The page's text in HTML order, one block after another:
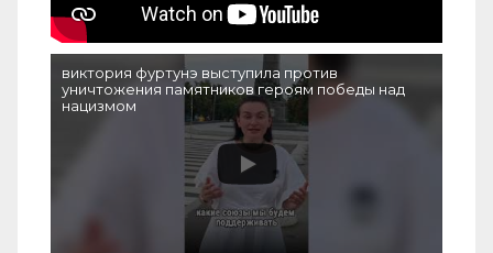
виктория фуртунэ выступила против
уничтожения памятников героям победы над
нацизмом